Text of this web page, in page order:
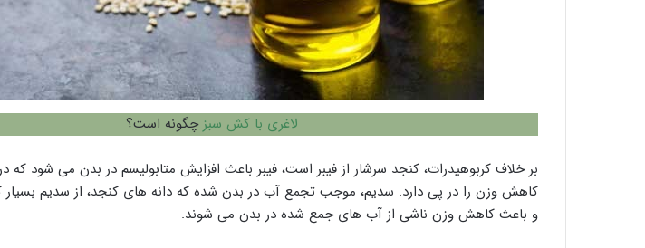
لاغری با کش سبز چگونه است؟
بر خلاف کربوهیدرات، کنجد سرشار از فیبر است، فیبر باعث افزایش متابولیسم در بدن می شود که
کاهش وزن را در پی دارد. سدیم، موجب تجمع آب در بدن شده که دانه های کنجد، از سدیم بسیار
و باعث کاهش وزن ناشی از آب های جمع شده در بدن می شوند.